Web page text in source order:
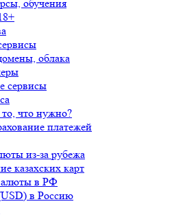
обучения
облака
сервисы
что нужно?
платежей
из-за рубежа
казахских карт
в РФ
в Россию